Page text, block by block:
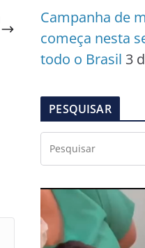
Campanha de
começa nesta
todo o Brasil 3
PESQUISAR